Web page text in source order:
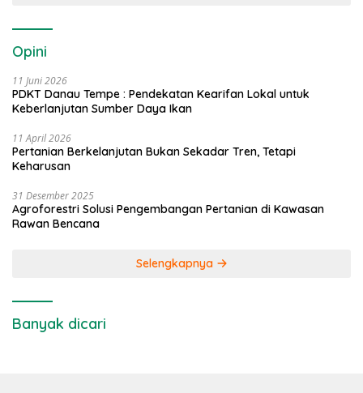
Opini
11 Juni 2026
PDKT Danau Tempe : Pendekatan Kearifan Lokal untuk
Keberlanjutan Sumber Daya Ikan
11 April 2026
Pertanian Berkelanjutan Bukan Sekadar Tren, Tetapi
Keharusan
31 Desember 2025
Agroforestri Solusi Pengembangan Pertanian di Kawasan
Rawan Bencana
Selengkapnya
Banyak dicari